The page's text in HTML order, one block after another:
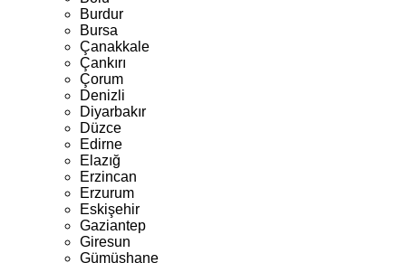
Burdur
Bursa
Çanakkale
Çankırı
Çorum
Denizli
Diyarbakır
Düzce
Edirne
Elazığ
Erzincan
Erzurum
Eskişehir
Gaziantep
Giresun
Gümüşhane